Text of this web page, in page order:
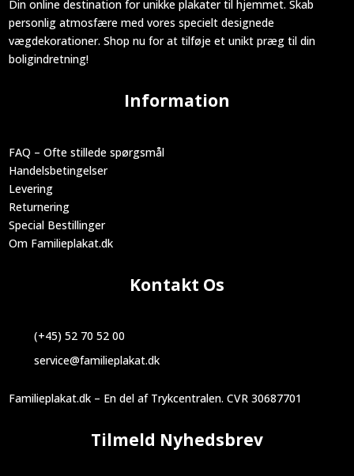
Din online destination for unikke plakater til hjemmet. Skab
personlig atmosfære med vores specielt designede
vægdekorationer. Shop nu for at tilføje et unikt præg til din
boligindretning!
Information
FAQ – Ofte stillede spørgsmål
Handelsbetingelser
Levering
Returnering
Special Bestillinger
Om Familieplakat.dk
Kontakt Os
(+45) 52 70 52 00
service@familieplakat.dk
Familieplakat.dk – En del af Trykcentralen. CVR 30687701
Tilmeld Nyhedsbrev